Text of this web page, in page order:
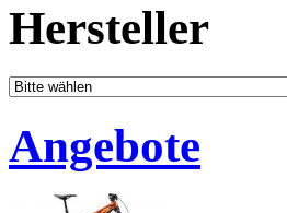
Hersteller
Angebote